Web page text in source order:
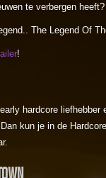
te verbergen heeft?
The Legend Of
!
hardcore
kun je in de